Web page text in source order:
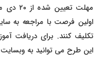
مهلت تعیین
اولین فرصت با مراجعه به
تکلیف کنند. برای دریافت
این طرح می توانید به وبسایت